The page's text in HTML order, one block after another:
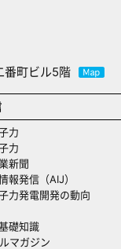
番町ビル5階
力
力
新聞
報発信（AIJ）
力発電開発の動向
礎知識
マガジン